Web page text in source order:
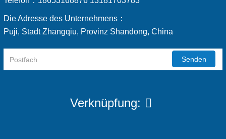
Die Adresse des Unternehmens：
Puji, Stadt Zhangqiu, Provinz Shandong, China
Senden
Verknüpfung: